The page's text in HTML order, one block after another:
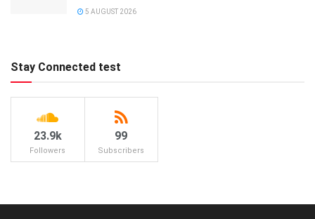
5 AUGUST 2026
Stay Connected test
23.9k
Followers
99
Subscribers